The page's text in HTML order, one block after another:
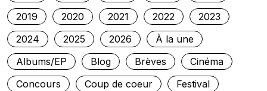
2019
2020 2021 2022
2023
2024
2025 2026
À la une
Albums/EP
Blog Brèves
Cinéma
Concours
Coup de coeur
Festival